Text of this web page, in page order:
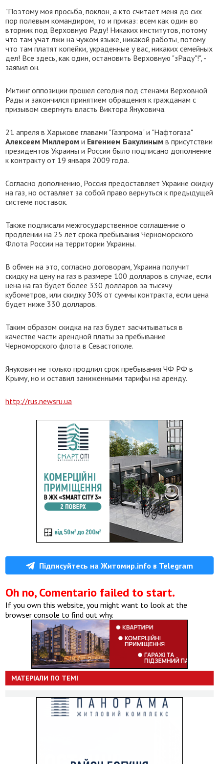
"Поэтому моя просьба, поклон, а кто считает меня до сих
пор полевым командиром, то и приказ: всем как один во
вторник под Верховную Раду! Никаких институтов, потому
что там учат лжи на чужом языке, никакой работы, потому
что там платят копейки, украденные у вас, никаких семейных
дел! Все здесь, как один, остановить Верховную "зРаду"!", -
заявил он.
Митинг оппозиции прошел сегодня под стенами Верховной
Рады и закончился принятием обращения к гражданам с
призывом свергнуть власть Виктора Януковича.
21 апреля в Харькове главами "Газпрома" и "Нафтогаза"
Алексеем Миллероми Евгением Бакулиным в присутствии
президентов Украины и России было подписано дополнение
к контракту от 19 января 2009 года.
Согласно дополнению, Россия предоставляет Украине скидку
на газ, но оставляет за собой право вернуться к предыдущей
системе поставок.
Также подписали межгосударственное соглашение о
продлении на 25 лет срока пребывания Черноморского
Флота России на территории Украины.
В обмен на это, согласно договорам, Украина получит
скидку на цену на газ в размере 100 долларов в случае, если
цена на газ будет более 330 долларов за тысячу
кубометров, или скидку 30% от суммы контракта, если цена
будет ниже 330 долларов.
Таким образом скидка на газ будет засчитываться в
качестве части арендной платы за пребывание
Черноморского флота в Севастополе.
Янукович не только продлил срок пребывания ЧФ РФ в
Крыму, но и оставил заниженными тарифы на аренду.
http://rus.newsru.ua
Підписуйтесь на Житомир.info в Telegram
Oh no, Comentario failed to start.
If you own this website, you might want to look at the
browser console to find out why.
МАТЕРІАЛИ ПО ТЕМІ